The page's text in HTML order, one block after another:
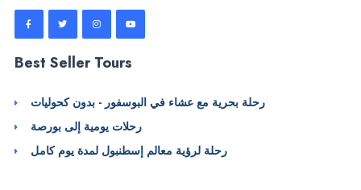
Best Seller Tours
رحلة بحرية مع عشاء في البوسفور - بدون كحوليات
رحلات يومية إلى بورصة
رحلة لرؤية معالم إسطنبول لمدة يوم كامل